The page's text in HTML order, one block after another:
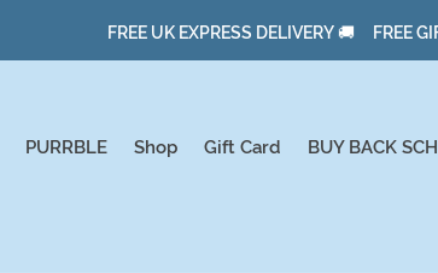
FREE UK EXPRESS DELIVERY 🚚 FREE
PURRBLE Shop Gift Card BUY BACK